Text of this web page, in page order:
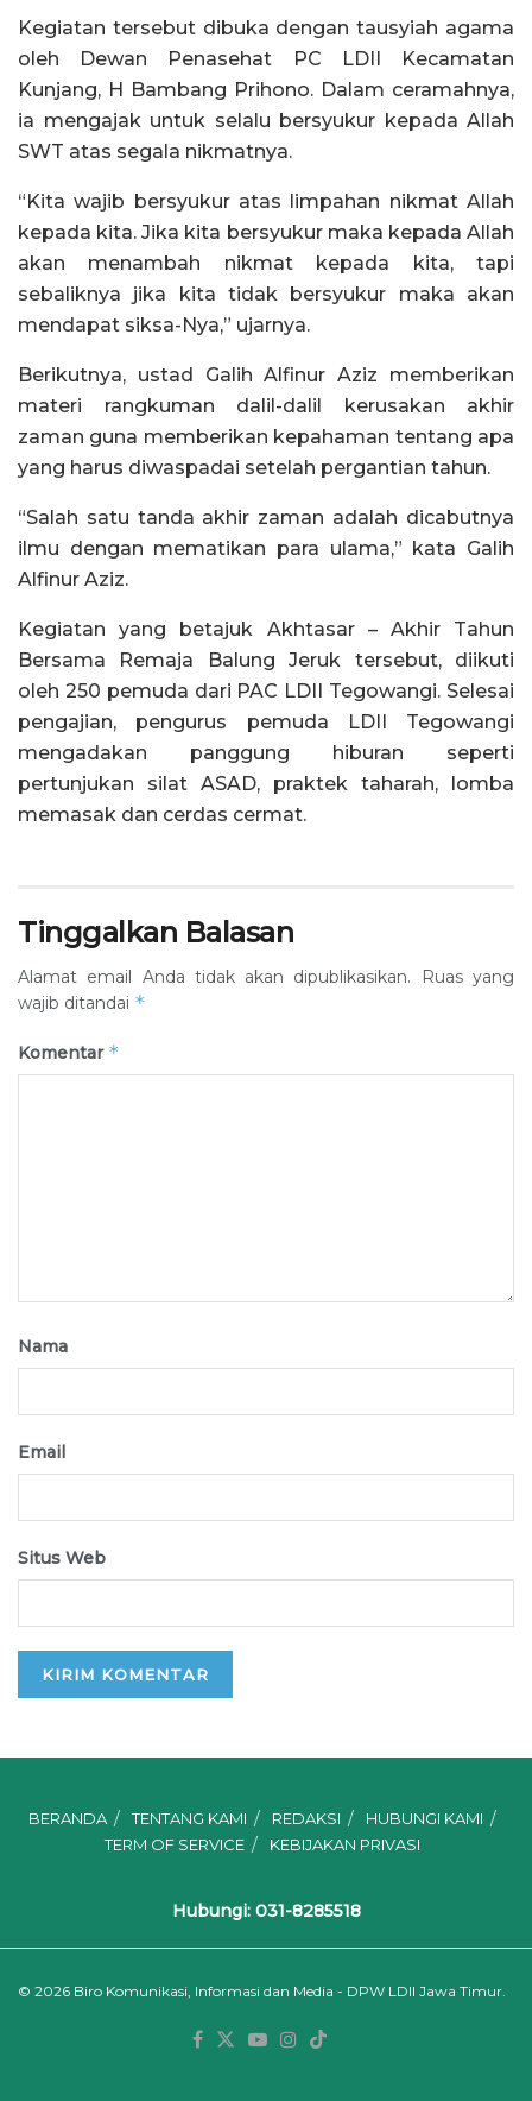
Kegiatan tersebut dibuka dengan tausyiah agama
oleh Dewan Penasehat PC LDII Kecamatan
Kunjang, H Bambang Prihono. Dalam ceramahnya,
ia mengajak untuk selalu bersyukur kepada Allah
SWT atas segala nikmatnya.
“Kita wajib bersyukur atas limpahan nikmat Allah
kepada kita. Jika kita bersyukur maka kepada Allah
akan menambah nikmat kepada kita, tapi
sebaliknya jika kita tidak bersyukur maka akan
mendapat siksa-Nya,” ujarnya.
Berikutnya, ustad Galih Alfinur Aziz memberikan
materi rangkuman dalil-dalil kerusakan akhir
zaman guna memberikan kepahaman tentang apa
yang harus diwaspadai setelah pergantian tahun.
“Salah satu tanda akhir zaman adalah dicabutnya
ilmu dengan mematikan para ulama,” kata Galih
Alfinur Aziz.
Kegiatan yang betajuk Akhtasar – Akhir Tahun
Bersama Remaja Balung Jeruk tersebut, diikuti
oleh 250 pemuda dari PAC LDII Tegowangi. Selesai
pengajian, pengurus pemuda LDII Tegowangi
mengadakan panggung hiburan seperti
pertunjukan silat ASAD, praktek taharah, lomba
memasak dan cerdas cermat.
Tinggalkan Balasan
Alamat email Anda tidak akan dipublikasikan.
Ruas yang
wajib ditandai *
Komentar *
Nama
Email
Situs Web
BERANDA TENTANG KAMI REDAKSI
HUBUNGI KAMI
TERM OF SERVICE
KEBIJAKAN PRIVASI
Hubungi: 031-8285518
© 2026 Biro Komunikasi, Informasi dan Media - DPW LDII Jawa Timur.